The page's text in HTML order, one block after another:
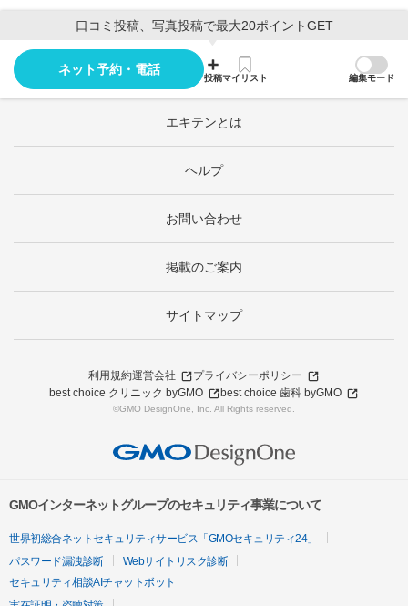
口コミ投稿、写真投稿で最大20ポイントGET
ネット予約・電話
投稿マイリスト 編集モード
エキテンとは
ヘルプ
お問い合わせ
掲載のご案内
サイトマップ
利用規約運営会社
プライバシーポリシー
best choice クリニック byGMO
best choice 歯科 byGMO
©GMO DesignOne, Inc. All Rights reserved.
GMOインターネットグループのセキュリティ事業について
世界初総合ネットセキュリティサービス「GMOセキュリティ24」
パスワード漏洩診断
Webサイトリスク診断
セキュリティ相談AIチャットボット